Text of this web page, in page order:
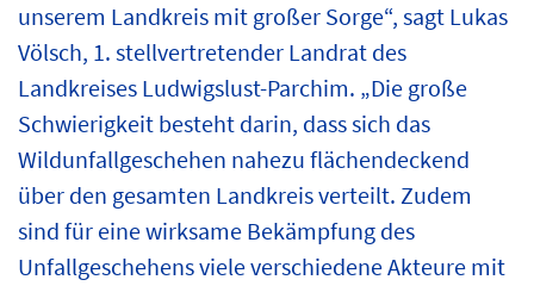
unserem Landkreis mit großer Sorge“, sagt Lukas
Völsch, 1. stellvertretender Landrat des
Landkreises Ludwigslust-Parchim. „Die große
Schwierigkeit besteht darin, dass sich das
Wildunfallgeschehen nahezu flächendeckend
über den gesamten Landkreis verteilt. Zudem
sind für eine wirksame Bekämpfung des
Unfallgeschehens viele verschiedene Akteure mit